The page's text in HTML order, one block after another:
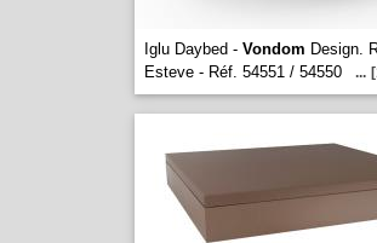
Iglu Daybed - Vondom Design.
Esteve - Réf. 54551 / 54550
...